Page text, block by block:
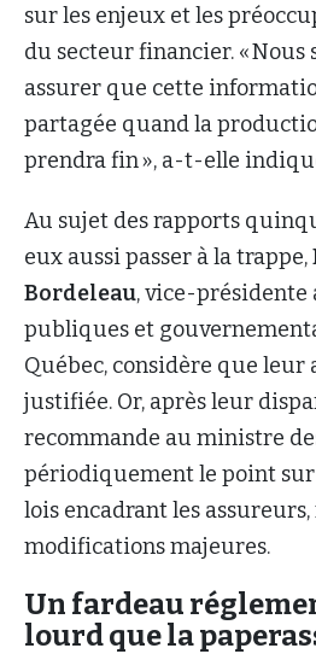
sur les enjeux et les
du secteur financier. « Nous
assurer que cette
partagée quand la
prendra fin », a-t-elle
Au sujet des rapports
eux aussi passer à la trappe,
Bordeleau, vice-présidente
publiques et
Québec, considère que leur
justifiée. Or, après leur
recommande au ministre
périodiquement le point sur
lois encadrant les
modifications majeures.
Un fardeau
lourd que la